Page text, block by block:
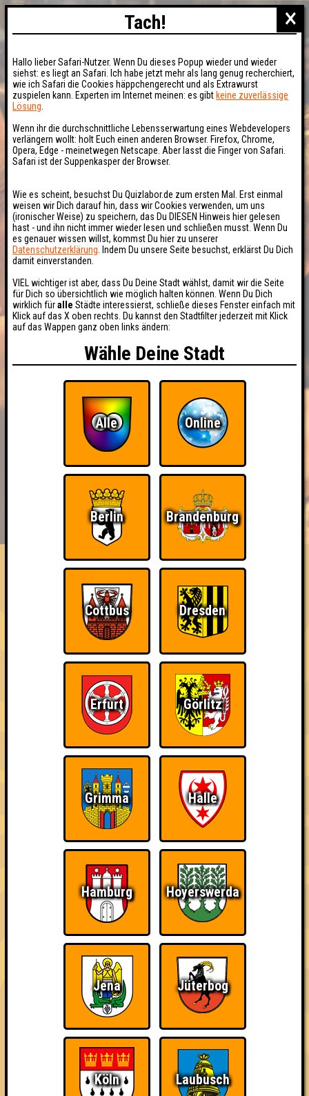
HIGHSCORE RESERVIERUNG
FAQ ÜBER UNS
USB-C und Ü50
Errungenschaften
Kleiner Hinweis: bei uns sind Teams, die in einem Stechen
schließlich verdient! Entsprechend gibt es für diese auch
The Last of Us
Schon wieder zum
Wiederzehn macht
Quizveteran
Wir sind immer bei
Nerven aus Stahl
The Amount of
Teilnahmen is too
damn high
Ich war da, vor 3000
Da-Da Da! Da-Da Da!
×
Tach!
Hallo lieber Safari-Nutzer. Wenn Du dieses Popup wieder und wieder
siehst: es liegt an Safari. Ich habe jetzt mehr als lang genug recherchiert,
wie ich Safari die Cookies häppchengerecht und als Extrawurst
zuspielen kann. Experten im Internet meinen: es gibt keine zuverlässige
Lösung
Wenn ihr die durchschnittliche Lebensserwartung eines Webdevelopers
verlängern wollt: holt Euch einen anderen Browser. Firefox, Chrome,
Opera, Edge - meinetwegen Netscape. Aber lasst die Finger von Safari.
Safari ist der Suppenkasper der Browser.
Wie es scheint, besuchst Du Quizlabor.de zum ersten Mal. Erst einmal
weisen wir Dich darauf hin, dass wir Cookies verwenden, um uns
(ironischer Weise) zu speichern, das Du DIESEN Hinweis hier gelesen
hast - und ihn nicht immer wieder lesen und schließen musst. Wenn Du
es genauer wissen willst, kommst Du hier zu unserer
Datenschutzerklärung . Indem Du unsere Seite besuchst, erklärst Du Dich
damit einverstanden.
VIEL wichtiger ist aber, dass Du Deine Stadt wählst, damit wir die Seite
für Dich so übersichtlich wie möglich halten können. Wenn Du Dich
wirklich füralle Städte interessierst, schließe dieses Fenster einfach mit
Klick auf das X oben rechts. Du kannst den Stadtfilter jederzeit mit Klick
auf das Wappen ganz oben links ändern:
Wähle Deine Stadt
Alle Online
Berlin Brandenburg
Cottbus Dresden
Erfurt Görlitz
Grimma Halle
Hamburg Hoyerswerda
Jena Jüterbog
Köln Laubusch